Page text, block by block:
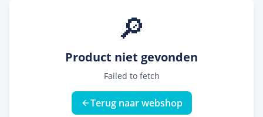
🔎
Product niet gevonden
Failed to fetch
Terug naar webshop